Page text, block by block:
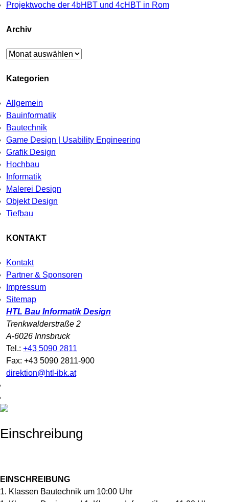
Projektwoche der 4bHBT und 4cHBT in Rom
Archiv
Archiv
Kategorien
Allgemein
Bauinformatik
Bautechnik
Game Design | Usability Engineering
Grafik Design
Hochbau
Informatik
Malerei Design
Objekt Design
Tiefbau
KONTAKT
Kontakt
Partner & Sponsoren
Impressum
Sitemap
HTL Bau Informatik Design
Trenkwalderstraße 2
A-6026 Innsbruck
Tel.: +43 5090 2811
Fax: +43 5090 2811-900
direktion@htl-ibk.at
Einschreibung
EINSCHREIBUNG
1. Klassen Bautechnik um 10:00 Uhr